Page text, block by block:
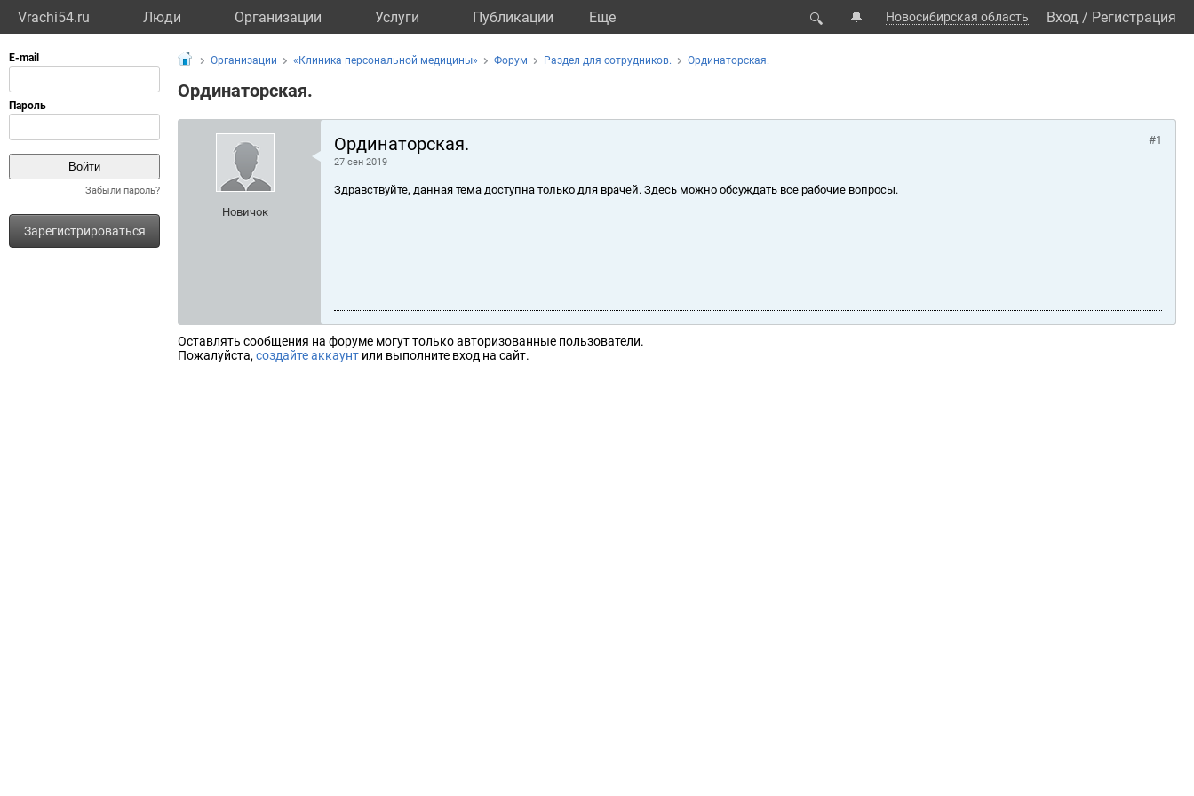
Vrachi54.ru Люди Организации Услуги Публикации Eще 🔍 🔔 Новосибирская область Вход / Регистрация
Забыли пароль?
Зарегистрироваться
Организации «Клиника персональной медицины» Форум Раздел для сотрудников. Ординаторская.
Ординаторская.
Новичок
Ординаторская.
27 сен 2019
#1
Здравствуйте, данная тема доступна только для врачей. Здесь можно обсуждать все рабочие вопросы.
Оставлять сообщения на форуме могут только авторизованные пользователи.
Пожалуйста, создайте аккаунт или выполните вход на сайт.